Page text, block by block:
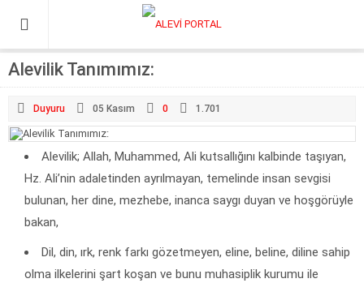
Alevilik Tanımımız:
Duyuru 05 Kasım 0 1.701
Alevilik; Allah, Muhammed, Ali kutsallığını kalbinde taşıyan,
Hz. Ali’nin adaletinden ayrılmayan, temelinde insan sevgisi
bulunan, her dine, mezhebe, inanca saygı duyan ve hoşgörüyle
bakan,
Dil, din, ırk, renk farkı gözetmeyen, eline, beline, diline sahip
olma ilkelerini şart koşan ve bunu muhasiplik kurumu ile